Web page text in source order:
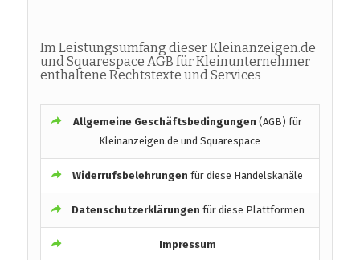
Im Leistungsumfang dieser Kleinanzeigen.de
und Squarespace AGB für Kleinunternehmer
enthaltene Rechtstexte und Services
Allgemeine Geschäftsbedingungen (AGB) für
Kleinanzeigen.de und Squarespace
Widerrufsbelehrungenfür diese Handelskanäle
Datenschutzerklärungen für diese Plattformen
Impressum